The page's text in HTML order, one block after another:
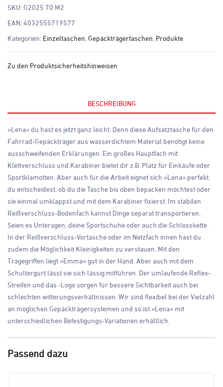
SKU: G2025 70 M2
EAN:4032555719577
Kategorien: Einzeltaschen Gepäckträgertaschen Produkte
Zu den Produktsicherheitshinweisen
BESCHREIBUNG
»Lena« du hast es jetzt ganz leicht. Denn diese Aufsatztasche für den
Fahrrad-Gepäckträger aus wasserdichtem Material benötigt keine
ausschweifenden Erklärungen. Ein großes Hauptfach mit
Klettverschluss und Karabiner bietet dir z.B. Platz für Einkäufe oder
Sportklamotten. Aber auch für die Arbeit eignet sich »Lena« perfekt.
du entscheidest, ob du die Tasche bis oben bepacken möchtest oder
sie einmal umklappst und mit dem Karabiner fixierst. Im stabilen
Reißverschluss-Bodenfach kannst Dinge separat transportieren.
Seien es Unteragen, deine Sportschuhe oder auch die Schlosskette.
In der Reißverschluss-Vortasche oder im Netzfach innen hast du
zudem die Möglichkeit Kleinigkeiten zu verstauen. Mit den
Tragegriffen liegt »Emma« gut in der Hand. Aber auch mit dem
Schultergurt lässt sie sich lässig mitführen. Der umlaufende Reflex-
Streifen und das -Logo sorgen für bessere Sichtbarkeit auch bei
schlechten witterungsverhältnissen. Wir sind flexibel bei der Vielzahl
an möglichen Gepäckträgersystemen und so ist »Lena« mit
unterschiedlichen Befestigungs-Variationen erhältlich.
Passend dazu